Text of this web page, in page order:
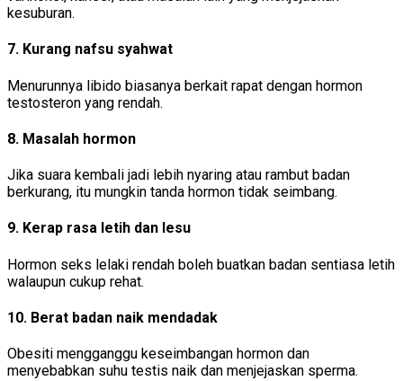
kesuburan.
7. Kurang nafsu syahwat
Menurunnya libido biasanya berkait rapat dengan hormon
testosteron yang rendah.
8. Masalah hormon
Jika suara kembali jadi lebih nyaring atau rambut badan
berkurang, itu mungkin tanda hormon tidak seimbang.
9. Kerap rasa letih dan lesu
Hormon seks lelaki rendah boleh buatkan badan sentiasa letih
walaupun cukup rehat.
10. Berat badan naik mendadak
Obesiti mengganggu keseimbangan hormon dan
menyebabkan suhu testis naik dan menjejaskan sperma.